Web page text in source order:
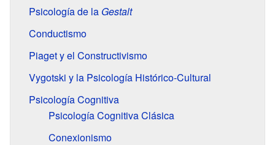
Psicología de la Gestalt
Conductismo
Piaget y el Constructivismo
Vygotski y la Psicología Histórico-Cultural
Psicología Cognitiva
Psicología Cognitiva Clásica
Conexionismo